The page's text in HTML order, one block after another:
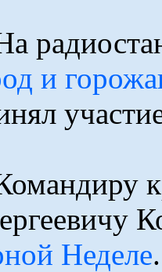
и
Неделе.